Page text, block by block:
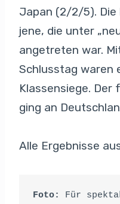
Japan (2/2/5). Die
jene, die unter
angetreten war.
Schlusstag waren
Klassensiege.
ging an
Alle Ergebnisse
Foto: Für